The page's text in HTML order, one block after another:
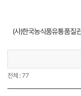
(사)한국농식품유통품질
전체 : 77